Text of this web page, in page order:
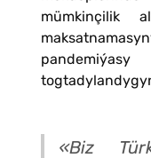
mümkinçilik
«Biz